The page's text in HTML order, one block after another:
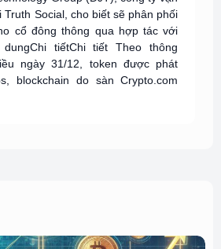
Truth Social, cho biết sẽ phân phối
cổ đông thông qua hợp tác với
dungChi tiếtChi tiết Theo thông
ngày 31/12, token được phát
blockchain do sàn Crypto.com